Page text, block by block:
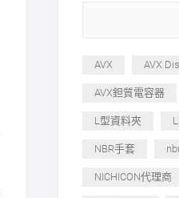
AVX AVX
AVX鉭質電容器
L型資料夾
NBR手套
NICHICON代理商